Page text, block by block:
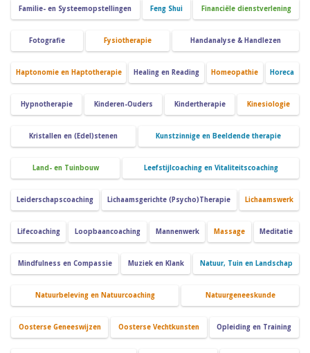
Familie- en Systeemopstellingen Feng Shui Financiële dienstverlening
Fotografie Fysiotherapie Handanalyse & Handlezen
Haptonomie en Haptotherapie Healing en Reading Homeopathie Horeca
Hypnotherapie Kinderen-Ouders Kindertherapie Kinesiologie
Kristallen en (Edel)stenen Kunstzinnige en Beeldende therapie
Land- en Tuinbouw Leefstijlcoaching en Vitaliteitscoaching
Leiderschapscoaching Lichaamsgerichte (Psycho)Therapie Lichaamswerk
Lifecoaching Loopbaancoaching Mannenwerk Massage Meditatie
Mindfulness en Compassie Muziek en Klank Natuur, Tuin en Landschap
Natuurbeleving en Natuurcoaching Natuurgeneeskunde
Oosterse Geneeswijzen Oosterse Vechtkunsten Opleiding en Training